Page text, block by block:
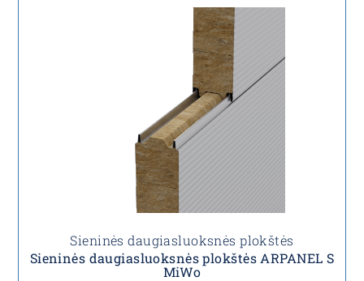
Sieninės daugiasluoksnės plokštės
Sieninės daugiasluoksnės plokštės ARPANEL S
MiWo